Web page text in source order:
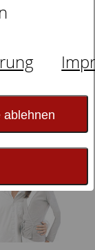
ablehnen
alle